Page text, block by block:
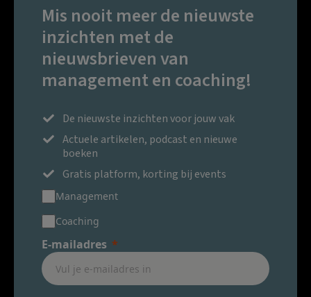
Mis nooit meer de nieuwste
inzichten met de
nieuwsbrieven van
management en coaching!
De nieuwste inzichten voor jouw vak
Actuele artikelen, podcast en nieuwe
boeken
Gratis platform, korting bij events
Management
Coaching
E-mailadres